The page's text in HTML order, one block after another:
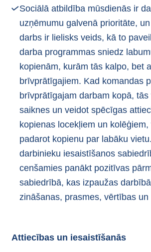
Sociālā atbildība mūsdienās ir
uzņēmumu galvenā prioritāte,
darbs ir lielisks veids, kā to
darba programmas sniedz
kopienām, kurām tās kalpo, bet
brīvprātīgajiem. Kad komandas
brīvprātīgajam darbam kopā,
saiknes un veidot spēcīgas
kopienas locekļiem un
padarot kopienu par labāku
darbinieku iesaistīšanos
cenšamies panākt pozitīvas
sabiedrībā, kas izpaužas
zināšanas, prasmes, vērtības un
Attiecības un iesaistīšanās